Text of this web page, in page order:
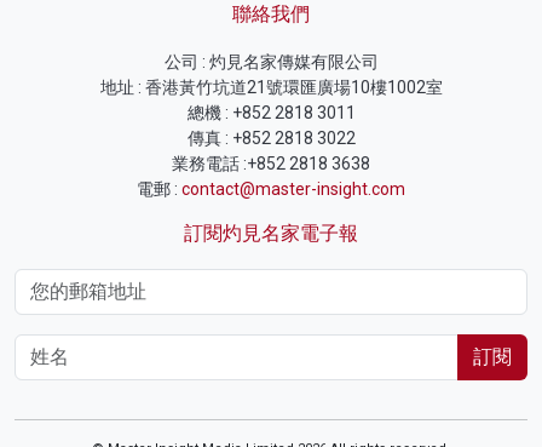
聯絡我們
公司 : 灼見名家傳媒有限公司
地址 : 香港黃竹坑道21號環匯廣場10樓1002室
總機 : +852 2818 3011
傳真 : +852 2818 3022
業務電話 :+852 2818 3638
電郵 : contact@master-insight.com
訂閱灼見名家電子報
訂閱